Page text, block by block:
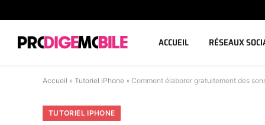
ACCUEIL RÉSEAUX
Accueil » Tutoriel iPhone » Comment élaborer gratuitement des
TUTORIEL IPHONE